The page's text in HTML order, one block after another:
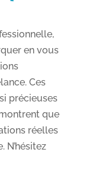
en vous
Ces
précieuses
que
réelles